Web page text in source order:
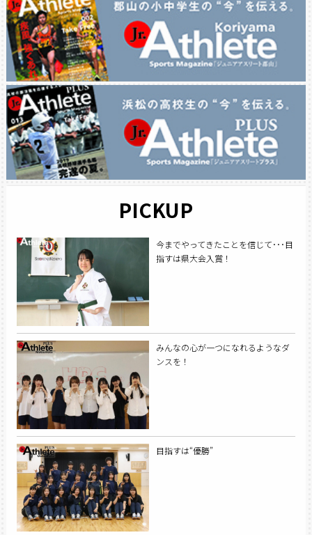
PICKUP
今までやってきたことを信じて･･･目
指すは県大会入賞！
みんなの心が一つになれるようなダ
ンスを！
目指すは“優勝”